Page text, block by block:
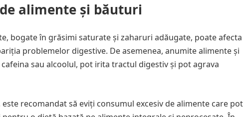
alimente și băuturi
bogate în grăsimi saturate și zaharuri adăugate, poate afecta
problemelor digestive. De asemenea, anumite alimente și
sau alcoolul, pot irita tractul digestiv și pot agrava
recomandat să eviți consumul excesiv de alimente care pot